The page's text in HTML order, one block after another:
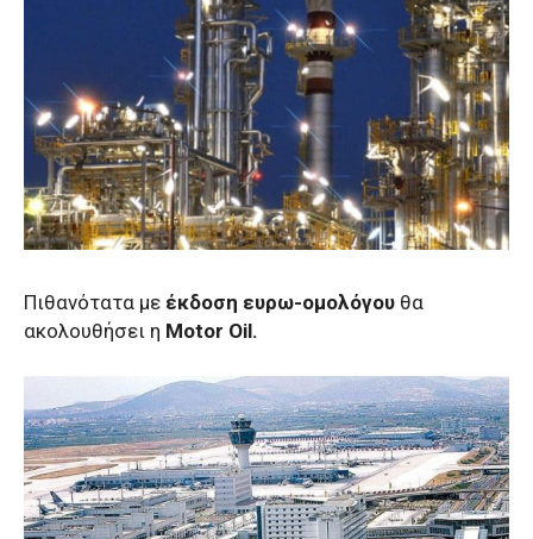
Πιθανότατα με έκδοση ευρω-ομολόγου θα
ακολουθήσει η Motor Oil.